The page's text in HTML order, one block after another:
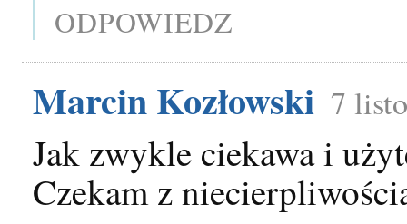
ODPOWIEDZ
Marcin Kozłowski 7
Jak zwykle ciekawa i
Czekam z